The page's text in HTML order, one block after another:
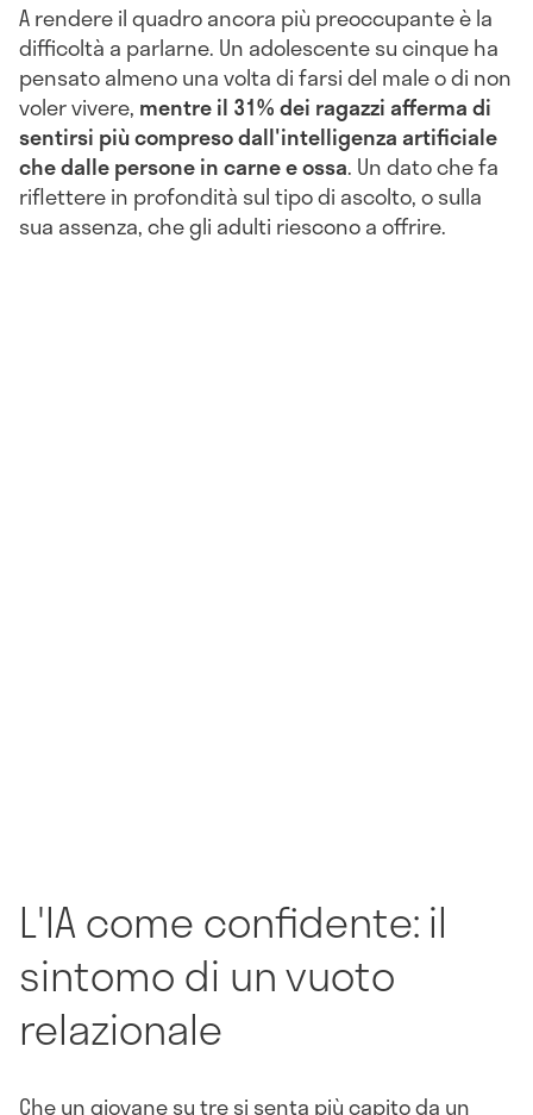
A rendere il quadro ancora più preoccupante è la
difficoltà a parlarne. Un adolescente su cinque ha
pensato almeno una volta di farsi del male o di non
voler vivere, mentre il 31% dei ragazzi afferma di
sentirsi più compreso dall'intelligenza artificiale
che dalle persone in carne e ossa. Un dato che fa
riflettere in profondità sul tipo di ascolto, o sulla
sua assenza, che gli adulti riescono a offrire.
L'IA come confidente: il
sintomo di un vuoto
relazionale
Che un giovane su tre si senta più capito da un